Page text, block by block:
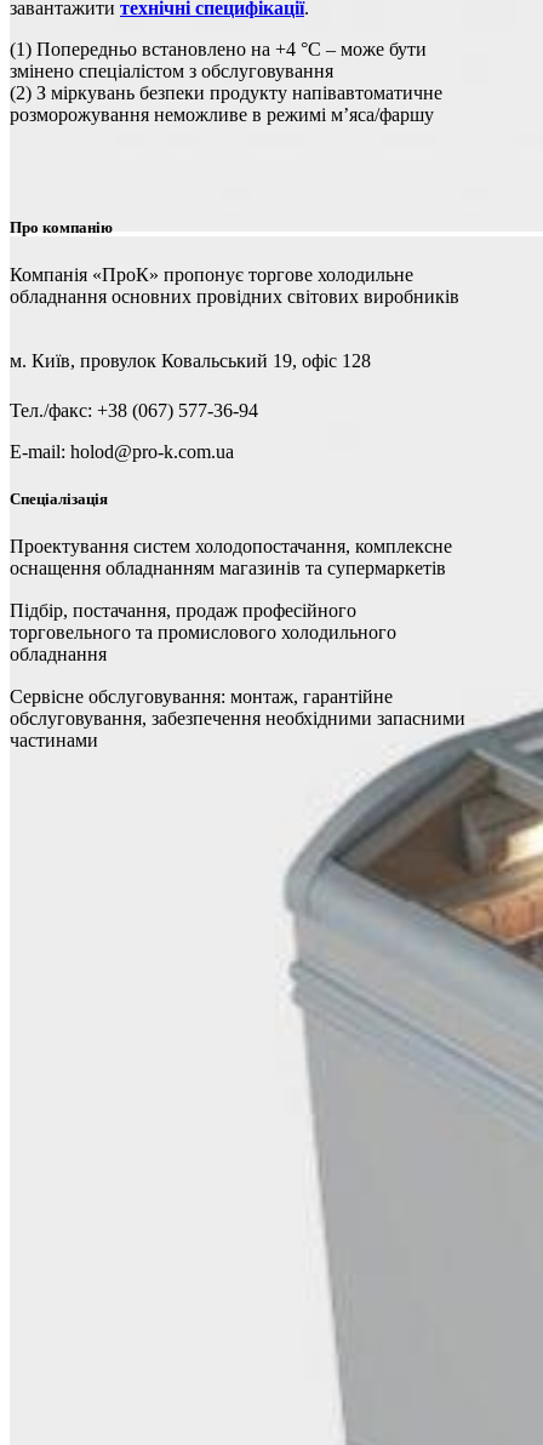
завантажити технічні специфікації.
(1) Попередньо встановлено на +4 °C – може бути
змінено спеціалістом з обслуговування
(2) З міркувань безпеки продукту напівавтоматичне
розморожування неможливе в режимі м’яса/фаршу
Про компанію
Компанія «ПроК» пропонує торгове холодильне
обладнання основних провідних світових виробників
м. Київ, провулок Ковальський 19, офіс 128
Тел./факс: +38 (067) 577-36-94
E-mail: holod@pro-k.com.ua
Спеціалізація
Проектування систем холодопостачання, комплексне
оснащення обладнанням магазинів та супермаркетів
Підбір, постачання, продаж професійного
торговельного та промислового холодильного
обладнання
Сервісне обслуговування: монтаж, гарантійне
обслуговування, забезпечення необхідними запасними
частинами